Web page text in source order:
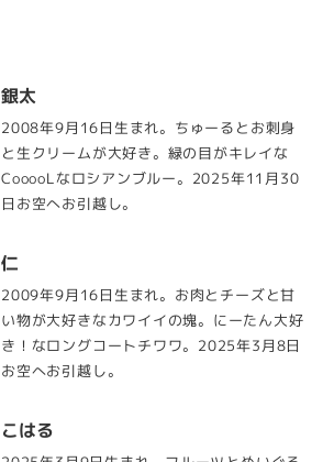
銀太
2008年9月16日生まれ。ちゅーるとお刺身
と生クリームが大好き。緑の目がキレイな
CooooLなロシアンブルー。2025年11月30
日お空へお引越し。
仁
2009年9月16日生まれ。お肉とチーズと甘
い物が大好きなカワイイの塊。にーたん大好
き！なロングコートチワワ。2025年3月8日
お空へお引越し。
こはる